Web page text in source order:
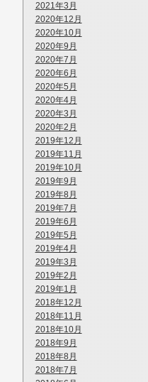
2021年3月
2020年12月
2020年10月
2020年9月
2020年7月
2020年6月
2020年5月
2020年4月
2020年3月
2020年2月
2019年12月
2019年11月
2019年10月
2019年9月
2019年8月
2019年7月
2019年6月
2019年5月
2019年4月
2019年3月
2019年2月
2019年1月
2018年12月
2018年11月
2018年10月
2018年9月
2018年8月
2018年7月